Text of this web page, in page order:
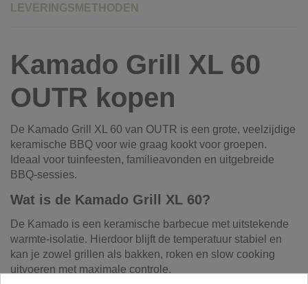
LEVERINGSMETHODEN
Kamado Grill XL 60
OUTR kopen
De Kamado Grill XL 60 van OUTR is een grote, veelzijdige
keramische BBQ voor wie graag kookt voor groepen.
Ideaal voor tuinfeesten, familieavonden en uitgebreide
BBQ-sessies.
Wat is de Kamado Grill XL 60?
De Kamado is een keramische barbecue met uitstekende
warmte-isolatie. Hierdoor blijft de temperatuur stabiel en
kan je zowel grillen als bakken, roken en slow cooking
uitvoeren met maximale controle.